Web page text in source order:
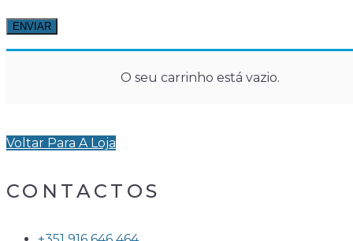
O seu carrinho está vazio.
Voltar Para A Loja
CONTACTOS